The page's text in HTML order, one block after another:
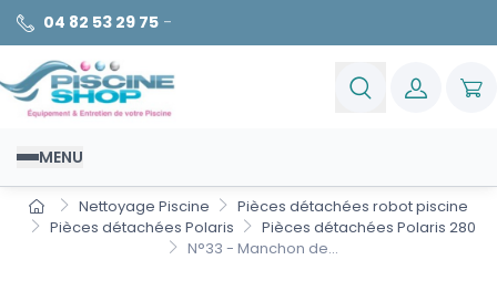
04 82 53 29 75 -
MENU
Nettoyage Piscine
Pièces détachées robot piscine
Pièces détachées Polaris
Pièces détachées Polaris 280
N°33 - Manchon de...